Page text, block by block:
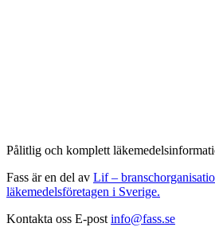
Pålitlig och komplett
Fass är en del av Lif –
läkemedelsföretagen i Sverige.
Kontakta oss E-post info@fass.se